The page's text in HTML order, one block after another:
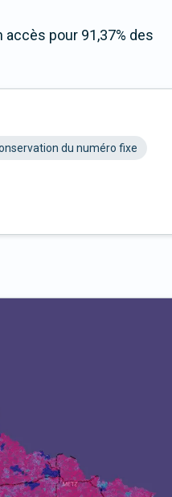
pour 91,37% des
du numéro fixe